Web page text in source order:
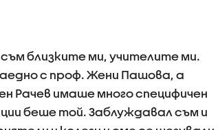
близките ми, учителите ми.
с проф. Жени Пашова, а
Рачев имаше много специфичен
беше той. Заблуждавал съм и